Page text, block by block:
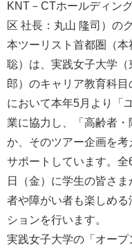
KNT－CTホールディン
区 社長：丸山 隆司）の
本ツーリスト首都圏（
聡）は、実践女子大学
郎）のキャリア教育科目
において本年5月より「
業に協力し、「高齢者
か、そのツアー企画を
サポートしています。
日（金）に学生の皆さ
者や障がい者も楽しめ
ションを行います。
実践女子大学の「オー